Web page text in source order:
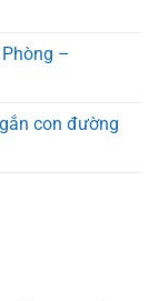
–
con đường